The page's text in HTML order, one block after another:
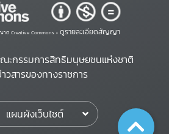
ต Creative Commons • ดูรายละเอียดสัญญา
ะกรรมการสิทธิมนุษยชนแห่งชาติ
วสารของทางราชการ
แผนผังเว็บไซต์